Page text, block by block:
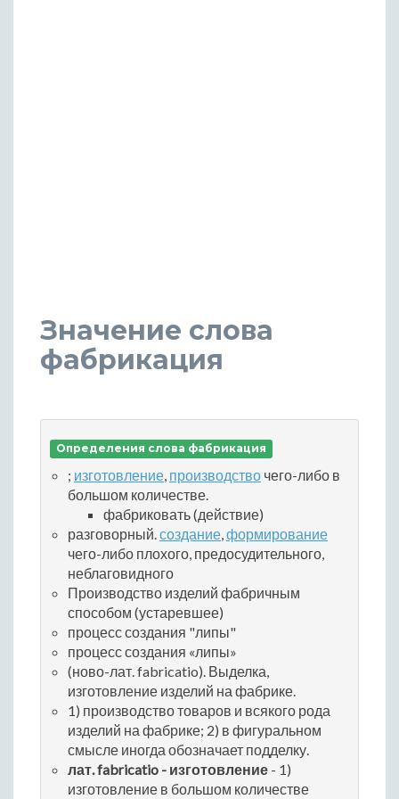
Значение слова
фабрикация
Определения слова фабрикация
; изготовление, производство чего-либо в
большом количестве.
фабриковать (действие)
разговорный.создание,формирование
чего-либо плохого, предосудительного,
неблаговидного
Производство изделий фабричным
способом (устаревшее)
процесс создания "липы"
процесс создания «липы»
(ново-лат. fabricatio). Выделка,
изготовление изделий на фабрике.
1) производство товаров и всякого рода
изделий на фабрике; 2) в фигуральном
смысле иногда обозначает подделку.
лат. fabricatio - изготовление - 1)
изготовление в большом количестве